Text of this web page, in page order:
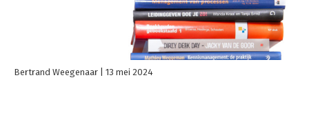
Bertrand Weegenaar 13 mei 2024